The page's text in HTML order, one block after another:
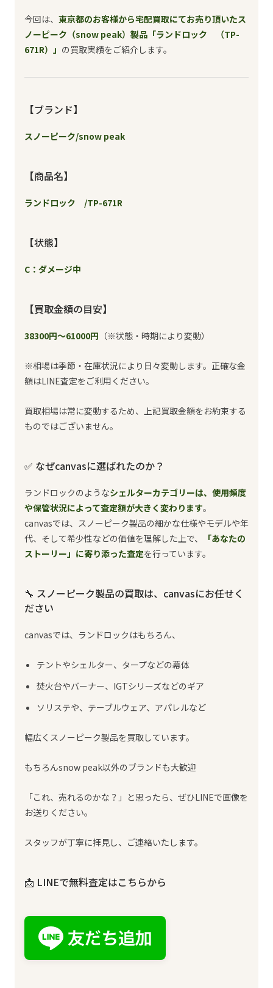
今回は、 東京都のお客様から宅配買取にてお売り頂いたス
ノーピーク（snow peak）製品「ランドロック （TP-
671R）」 の買取実績をご紹介します。
【ブランド】
スノーピーク/snow peak
【商品名】
ランドロック /TP-671R
【状態】
C：ダメージ中
【買取金額の目安】
38300円～61000円 （※状態・時期により変動）
※相場は季節・在庫状況により日々変動します。正確な金
額はLINE査定をご利用ください。
買取相場は常に変動するため、上記買取金額をお約束する
ものではございません。
✅ なぜcanvasに選ばれたのか？
ランドロックのようなシェルターカテゴリーは、使用頻度
や保管状況によって査定額が大きく変わります。
canvasでは、スノーピーク製品の細かな仕様やモデルや年
代、そして希少性などの価値を理解した上で、
「あなたの
ストーリー」に寄り添った査定を行っています。
🔧 スノーピーク製品の買取は、canvasにお任せく
ださい
canvasでは、ランドロックはもちろん、
テントやシェルター、タープなどの幕体
焚火台やバーナー、IGTシリーズなどのギア
ソリステや、テーブルウェア、アパレルなど
幅広くスノーピーク製品を買取しています。
もちろんsnow peak以外のブランドも大歓迎
「これ、売れるのかな？」と思ったら、ぜひLINEで画像を
お送りください。
スタッフが丁寧に拝見し、ご連絡いたします。
📩 LINEで無料査定はこちらから